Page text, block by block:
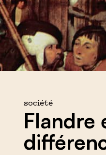
société
Flandre